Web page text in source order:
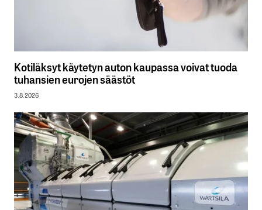
Kotiläksyt käytetyn auton kaupassa voivat tuoda
tuhansien eurojen säästöt
3.8.2026